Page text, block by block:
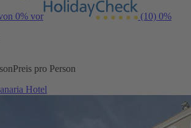
0% vor (10) 0%
Preis pro Person
Hotel